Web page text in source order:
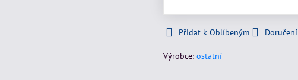
Přidat k Oblíbeným Doručení
Výrobce: ostatní